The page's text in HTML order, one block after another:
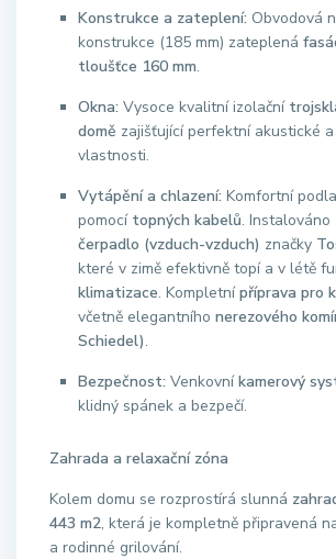
Konstrukce a zateplení: Obvodová
konstrukce (185 mm) zateplená
tloušťce 160 mm.
Okna: Vysoce kvalitní izolační
domě zajišťující perfektní akustické
vlastnosti.
Vytápění a chlazení: Komfortní
pomocí topných kabelů. Instalováno
čerpadlo (vzduch-vzduch) značky
které v zimě efektivně topí a v létě
klimatizace. Kompletnípříprava pro
včetně elegantního nerezového
Schiedel).
Bezpečnost: Venkovníkamerový
klidný spánek a bezpečí.
Zahrada a relaxační zóna
Kolem domu se rozprostírá slunná
443 m2, která je kompletně připravená
a rodinné grilování.